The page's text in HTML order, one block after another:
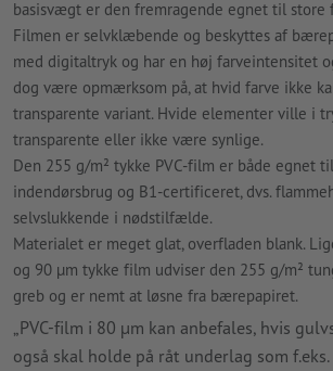
basisvægt er den fremragende egnet til store
Filmen er selvklæbende og beskyttes af
med digitaltryk og har en høj farveintensitet
dog være opmærksom på, at hvid farve ikke
transparente variant. Hvide elementer ville i
transparente eller ikke være synlige.
Den 255 g/m² tykke PVC-film er både egnet
indendørsbrug og B1-certificeret, dvs.
selvslukkende i nødstilfælde.
Materialet er meget glat, overfladen blank.
og 90 µm tykke film udviser den 255 g/m²
greb og er nemt at løsne fra bærepapiret.
„PVC-film i 80 µm kan anbefales, hvis
også skal holde på råt underlag som